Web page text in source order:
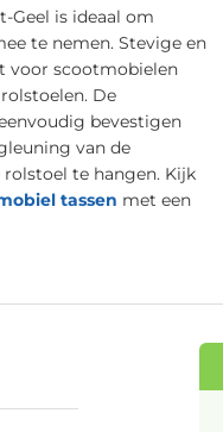
Geel is ideaal om
te nemen. Stevige en
voor scootmobielen
De
bevestigen
van de
te hangen. Kijk
tassen met een